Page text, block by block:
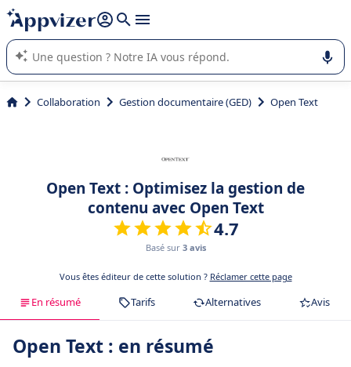
répondre (plusieurs lignes avec
L'IA de Appvizer vous guide dans l'utilisation ou la sélection de
logiciel SaaS en entreprise.
Collaboration Gestion documentaire (GED) Open Text
Open Text : Optimisez la gestion de
contenu avec Open Text
4.7
Basé sur 3 avis
Vous êtes éditeur de cette solution ? Réclamer cette page
En résumé Tarifs Alternatives Avis
Open Text : en résumé